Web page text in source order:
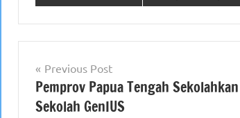
Navigasi
pos
Previous Post
Pemprov Papua Tengah
Sekolah GenIUS